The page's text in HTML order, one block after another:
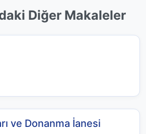
Diğer Makaleler
ve Donanma İanesi